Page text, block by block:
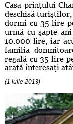
Casa prinţului
deschisă
dormi cu 35 lire
urmă cu şapte
10.000 lire, iar
familia
regală cu 35 lire
arată interesaţi
(1 iulie 2013)